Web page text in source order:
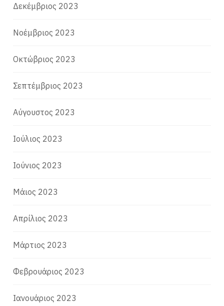
Δεκέμβριος 2023
Νοέμβριος 2023
Οκτώβριος 2023
Σεπτέμβριος 2023
Αύγουστος 2023
Ιούλιος 2023
Ιούνιος 2023
Μάιος 2023
Απρίλιος 2023
Μάρτιος 2023
Φεβρουάριος 2023
Ιανουάριος 2023